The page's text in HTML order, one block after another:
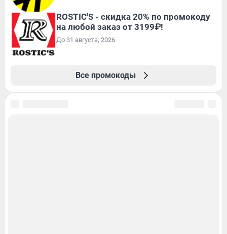
ROSTIC'S - скидка 20% по промокоду
на любой заказ от 3199₽!
До 31 августа, 2026
Все промокоды